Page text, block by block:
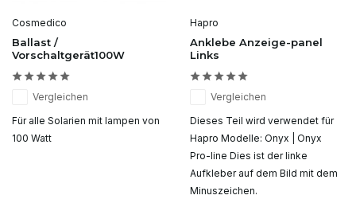
Cosmedico
Ballast /
Vorschaltgerät100W
Vergleichen
Für alle Solarien mit lampen von
100 Watt
Hapro
Anklebe Anzeige-panel
Links
Vergleichen
Dieses Teil wird verwendet für
Hapro Modelle: Onyx | Onyx
Pro-line Dies ist der linke
Aufkleber auf dem Bild mit dem
Minuszeichen.